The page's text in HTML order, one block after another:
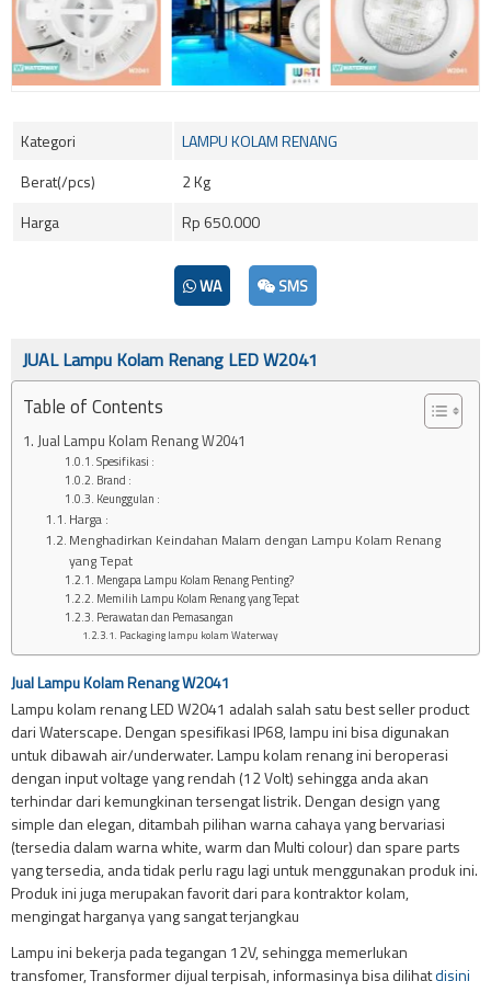
Kategori
LAMPU KOLAM RENANG
Berat(/pcs)
2 Kg
Harga
Rp 650.000
WA SMS
JUAL Lampu Kolam Renang LED W2041
Table of Contents
Jual Lampu Kolam Renang W2041
Spesifikasi :
Brand :
Keunggulan :
Harga :
Menghadirkan Keindahan Malam dengan Lampu Kolam Renang
yang Tepat
Mengapa Lampu Kolam Renang Penting?
Memilih Lampu Kolam Renang yang Tepat
Perawatan dan Pemasangan
Packaging lampu kolam Waterway
Jual Lampu Kolam Renang W2041
Lampu kolam renang LED W2041 adalah salah satu best seller product
dari Waterscape. Dengan spesifikasi IP68, lampu ini bisa digunakan
untuk dibawah air/underwater. Lampu kolam renang ini beroperasi
dengan input voltage yang rendah (12 Volt) sehingga anda akan
terhindar dari kemungkinan tersengat listrik. Dengan design yang
simple dan elegan, ditambah pilihan warna cahaya yang bervariasi
(tersedia dalam warna white, warm dan Multi colour) dan spare parts
yang tersedia, anda tidak perlu ragu lagi untuk menggunakan produk ini.
Produk ini juga merupakan favorit dari para kontraktor kolam,
mengingat harganya yang sangat terjangkau
Lampu ini bekerja pada tegangan 12V, sehingga memerlukan
transfomer, Transformer dijual terpisah, informasinya bisa dilihatdisini